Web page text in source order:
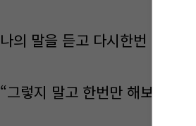
나의 말을 듣고 다시한번 부탁어
“그렇지 말고 한번만 해보자 ! 응